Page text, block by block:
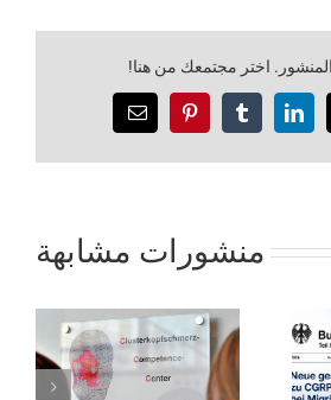
اختر مجتمعك من هنا!
لينكد
إن
تمبلر بينترستبريد
إلكتروني
منشورات مشابهة